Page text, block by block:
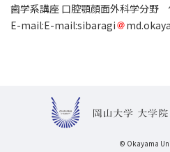
歯学系講座 口腔顎顔面外科学分
E-mail:E-mail:sibaragi
© Okayama